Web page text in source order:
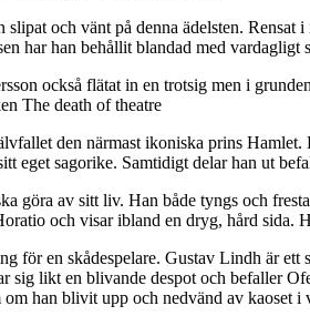
slipat och vänt på denna ädelsten.
har han behållit blandad med
också flätat in en trotsig men i
The death of theatre
den närmast ikoniska prins
eget sagorike. Samtidigt delar han ut
göra av sitt liv. Han både tyngs och
och visar ibland en dryg, hård sida.
för en skådespelare. Gustav Lindh är
sig likt en blivande despot och befaller
om han blivit upp och nedvänd av kaoset i